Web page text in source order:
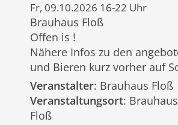
Fr, 09.10.2026 16-22 Uhr
Brauhaus Floß
Offen is !
Nähere Infos zu den
und Bieren kurz vorher auf
Veranstalter: Brauhaus Floß
Veranstaltungsort:
Floß